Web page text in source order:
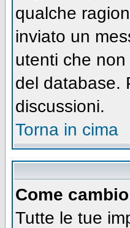
qualche
inviato un
utenti che
del database.
discussioni.
Torna in cima
Come
Tutte le tue